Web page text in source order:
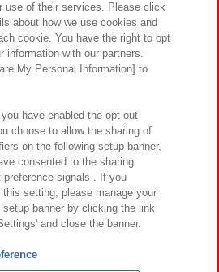
テナビリティ サイトポリシー
ウェブアクセシビリティ方針と検証結果
もに
方針 よくあるご質問・お問い合わせ
Namco Amusement Inc.
Amusement Lab Inc.
use of their services. Please click
about how we use cookies and
cookie. You have the right to opt
information with our partners.
My Personal Information] to
have enabled the opt-out
choose to allow the sharing of
on the following setup banner,
consented to the sharing
preference signals . If you
this setting, please manage your
banner by clicking the link
and close the banner.